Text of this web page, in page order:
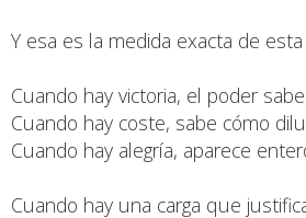
Y esa es la medida exacta de
Cuando hay victoria, el poder
Cuando hay coste, sabe cómo
Cuando hay alegría, aparece
Cuando hay una carga que